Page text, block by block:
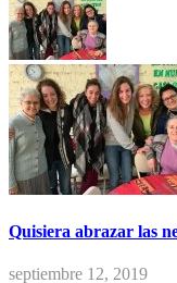
Quisiera abrazar las
septiembre 12, 2019